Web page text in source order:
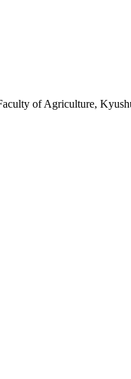
of Agriculture,